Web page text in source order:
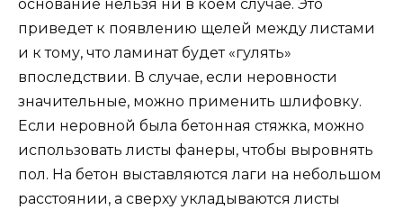
основание нельзя ни в коем случае. Это
приведет к появлению щелей между листами
и к тому, что ламинат будет «гулять»
впоследствии. В случае, если неровности
значительные, можно применить шлифовку.
Если неровной была бетонная стяжка, можно
использовать листы фанеры, чтобы выровнять
пол. На бетон выставляются лаги на небольшом
расстоянии, а сверху укладываются листы